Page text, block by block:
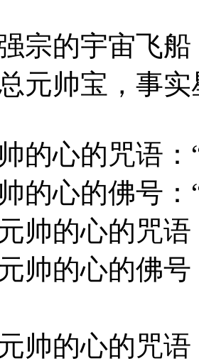
宗的宇宙飞
元帅宝，事
的心的咒语
的心的佛号：
帅的心的咒
帅的心的佛
帅的心的咒语